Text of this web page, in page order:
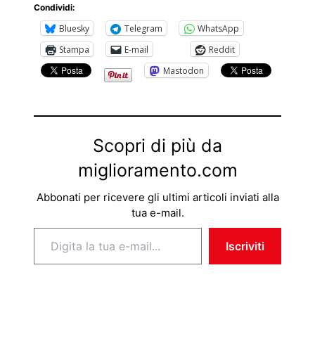
Condividi:
Bluesky Telegram
WhatsApp
Stampa
E-mail
Reddit
Mastodon
Scopri di più da
miglioramento.com
Abbonati per ricevere gli ultimi articoli inviati alla
tua e-mail.
Digita la tua e-mail...
Iscriviti